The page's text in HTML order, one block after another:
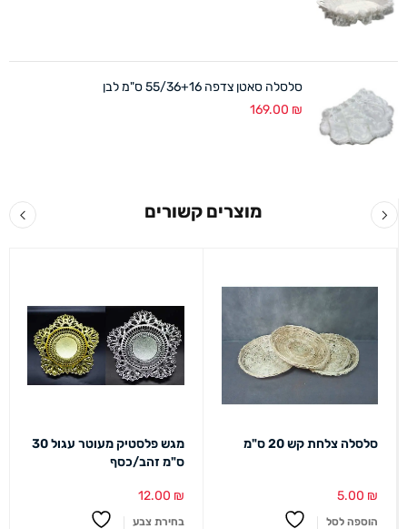
סלסלה סאטן צדפה 55/36+16 ס"מ לבן
169.00 ₪
מוצרים קשורים
סלסלה צלחת קש 20 ס"מ
5.00 ₪
הוספה לסל
מגש פלסטיק מעוטר עגול 30
ס"מ זהב/כסף
12.00 ₪
בחירת צבע